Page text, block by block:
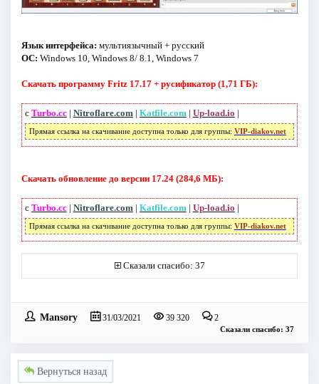
Язык интерфейса: мультиязычный + русский
ОС: Windows 10, Windows 8/ 8.1, Windows 7
Скачать программу Fritz 17.17 + русификатор (1,71 ГБ):
с Turbo.cc| Nitroflare.com| Katfile.com| Up-load.io |
Прямая ссылка на скачивание доступна только для группы: VIP-diakov.net
Скачать обновление до версии 17.24 (284,6 МБ):
с Turbo.cc| Nitroflare.com| Katfile.com| Up-load.io |
Прямая ссылка на скачивание доступна только для группы: VIP-diakov.net
Сказали спасибо: 37
Mansory 31/03/2021 39 320 2
Сказали спасибо: 37
Вернуться назад